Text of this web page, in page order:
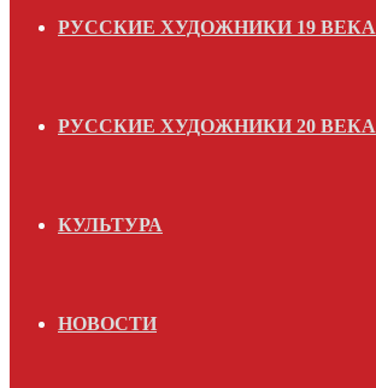
РУССКИЕ ХУДОЖНИКИ 19 ВЕКА
РУССКИЕ ХУДОЖНИКИ 20 ВЕКА
КУЛЬТУРА
НОВОСТИ